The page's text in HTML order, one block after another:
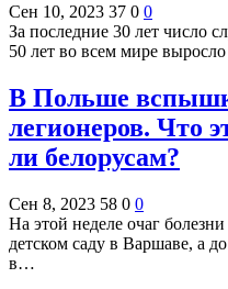
Сен 10, 2023 37 0 0
За последние 30 лет число
50 лет во всем мире
В Польше
легионеров. Что
ли белорусам?
Сен 8, 2023 58 0 0
На этой неделе очаг
детском саду в Варшаве, а
в…